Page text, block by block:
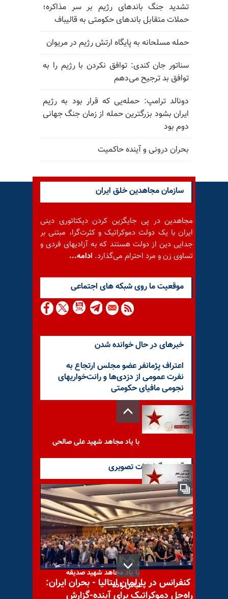
تشدید جنگ باندهای رژیم بر سر مذاکره؛
حملات متقابل باندهای حکومتی به قالیباف
حمله مسلحانه به پایگاه ارتش رژیم در مریوان
سناتور جان کندی: توافق نکردن با رژیم را به
توافق بد ترجیح می‌دهم
دونالد ترامپ: حمله‌یی که قرار بود به رژیم
ایران بشود بزرگترین حمله از زمان جنگ جهانی
دوم بود
بحران درونی و آینده حاکمیت
سازمان مجاهدین خلق ایران
مجاهدین در پی جایگزین کردن دیکتاتوری دینی
ایران با یک دولت دموکراتیک و کثرت‌گرا، مبتنی بر
جدایی دین از دولت هستند که به آزادیهای فردی و
تساوی زن و مرد احترام می‌گذارد. ادامه...
موقعيت ما روى شبكه هاى اجتماعى
خبرهای در حال خوانده شدن
اعتراف پژمانفر عضو مجلس ارتجاع به
نفرت عمومی از دزدی‌ها و رانت‌خواریهای
نجومی مافیای حکومتی
با یاد مجاهد شهید علی صالحی
با یاد مجاهد شهید کریم خوش
افکار
با یاد مجاهد شهید صدیقه
عباس زاده
آخرین گزارشات تصویری
کنفرانس در پارلمان ایتالیا - بحران ایران:
راه‌حل دموکراتیک برای آینده-گزارش